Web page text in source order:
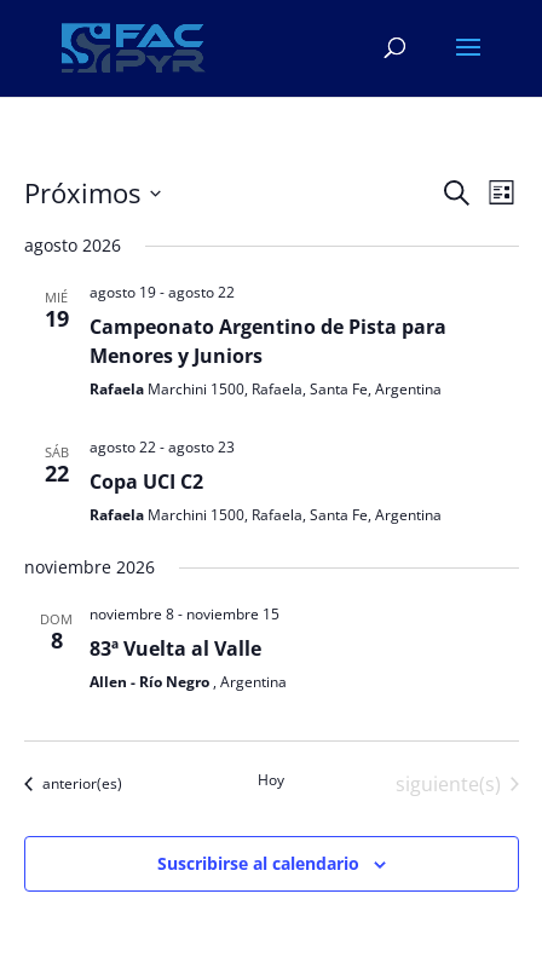
vistas
de
Buscar
de
Lista
Próximos
fecha.
agosto 2026
MIÉ
19
agosto 19-agosto 22
Campeonato Argentino de Pista para
Menores y Juniors
Rafaela Marchini 1500, Rafaela, Santa Fe, Argentina
SÁB
22
agosto 22-agosto 23
Copa UCI C2
Rafaela Marchini 1500, Rafaela, Santa Fe, Argentina
noviembre 2026
DOM
8
noviembre 8- noviembre 15
83ª Vuelta al Valle
Allen - Río Negro , Argentina
Eventos
anterior(es) Hoy Eventos
siguiente(s)
Suscribirse al calendario